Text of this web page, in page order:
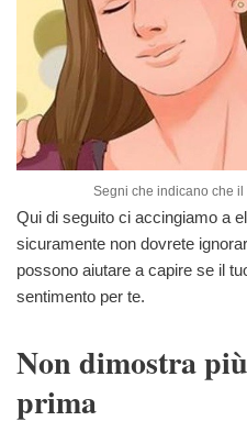
Segni che indicano che
Qui di seguito ci accingiamo a
sicuramente non dovrete
possono aiutare a capire se il
sentimento per te.
Non dimostra
prima